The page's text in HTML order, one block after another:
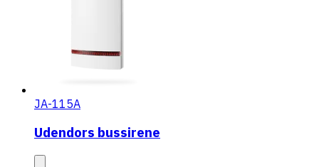
JA-115A
Udendors bussirene